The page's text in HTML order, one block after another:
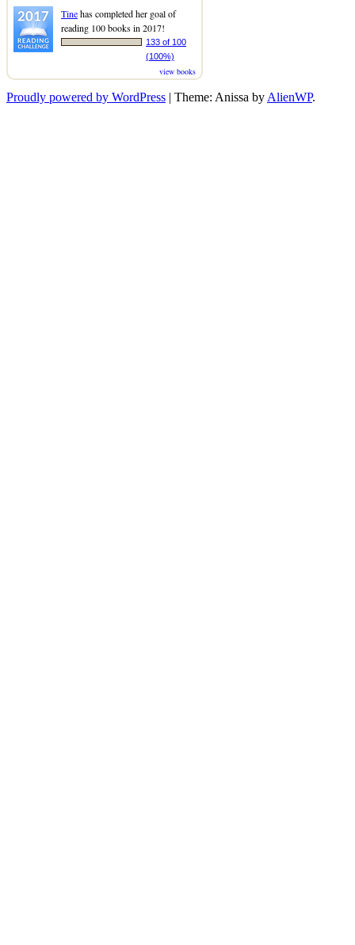
Tinehas completed her goal of
reading 100 books in 2017!
133 of 100
(100%)
view books
Proudly powered by WordPress | Theme: Anissa by AlienWP.